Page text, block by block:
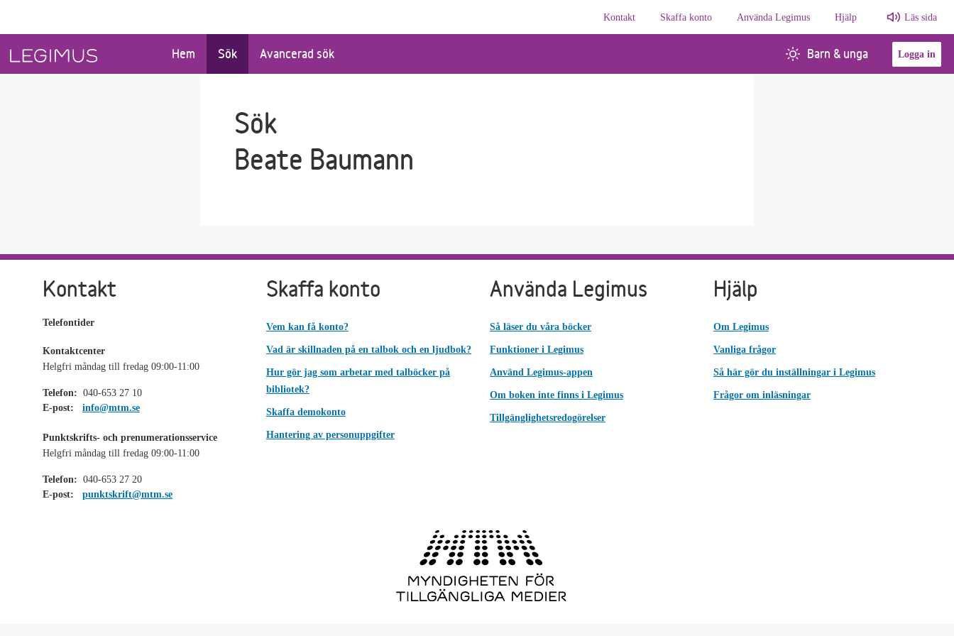
Kontakt
Skaffa konto Använda Legimus Hjälp Läs sida
Hem Sök Avancerad sök Barn & unga Logga in
Sök
Beate Baumann
Kontakt
Telefontider
Kontaktcenter
Helgfri måndag till fredag 09:00-11:00
Telefon: 040-653 27 10
E-post:
info@mtm.se
Punktskrifts- och prenumerationsservice
Helgfri måndag till fredag 09:00-11:00
Telefon: 040-653 27 20
E-post:
punktskrift@mtm.se
Skaffa konto
Vem kan få konto?
Vad är skillnaden på en talbok och en ljudbok?
Hur gör jag som arbetar med talböcker på
bibliotek?
Skaffa demokonto
Hantering av personuppgifter
Använda Legimus
Så läser du våra böcker
Funktioner i Legimus
Använd Legimus-appen
Om boken inte finns i Legimus
Tillgänglighetsredogörelser
Hjälp
Om Legimus
Vanliga frågor
Så här gör du inställningar i Legimus
Frågor om inläsningar